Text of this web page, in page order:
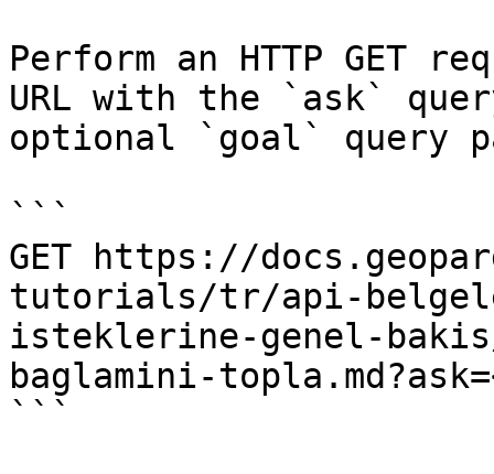
Perform an HTTP GET
URL with the `ask`
optional `goal` query
```
GET https://
tutorials/tr/api-
isteklerine-genel-
baglamini-
```